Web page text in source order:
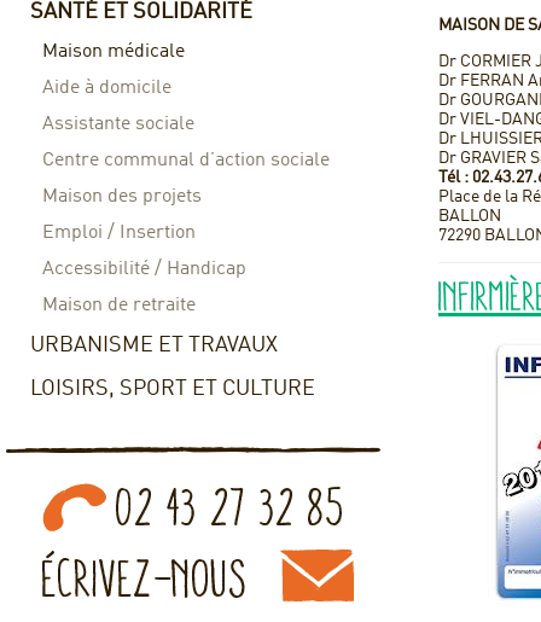
SANTÉ ET SOLIDARITÉ
Maison médicale
Aide à domicile
Assistante sociale
Centre communal d’action sociale
Maison des projets
Emploi / Insertion
Accessibilité / Handicap
Maison de retraite
URBANISME ET TRAVAUX
LOISIRS, SPORT ET CULTURE
MAISON DE
Dr CORMIER
Dr FERRAN
Dr
Dr VIEL-
Dr
Dr GRAVIER
Tél :
Place de la
BALLON
72290